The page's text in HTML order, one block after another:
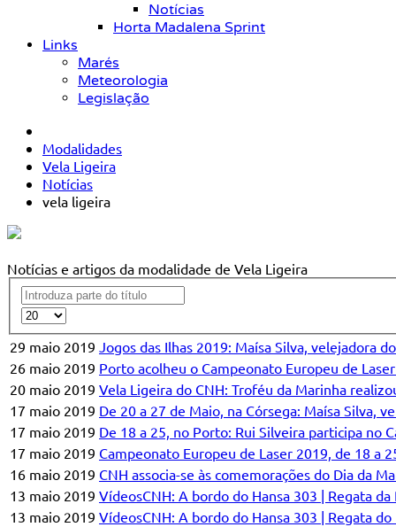
Notícias
Horta Madalena Sprint
Links
Marés
Meteorologia
Legislação
Modalidades
Vela Ligeira
Notícias
vela ligeira
Notícias e artigos da modalidade de Vela Ligeira
29 maio 2019 Jogos das Ilhas 2019: Maísa Silva, velejadora
26 maio 2019 Porto acolheu o Campeonato Europeu de
20 maio 2019 Vela Ligeira do CNH: Troféu da Marinha
17 maio 2019 De 20 a 27 de Maio, na Córsega: Maísa Silva,
17 maio 2019 De 18 a 25, no Porto: Rui Silveira participa no
17 maio 2019 Campeonato Europeu de Laser 2019, de 18 a
16 maio 2019 CNH associa-se às comemorações do Dia da
13 maio 2019 VídeosCNH: A bordo do Hansa 303 | Regata
13 maio 2019 VídeosCNH: A bordo do Hansa 303 | Regata